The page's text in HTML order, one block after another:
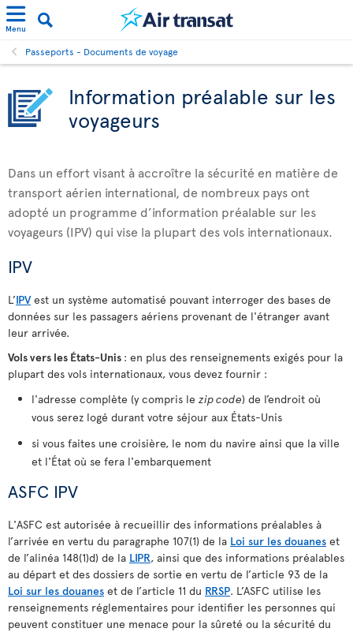
Menu
Passeports - Documents de voyage
Information préalable sur les
voyageurs
Dans un effort visant à accroître la sécurité en matière de
transport aérien international, de nombreux pays ont
adopté un programme d’information préalable sur les
voyageurs (IPV) qui vise la plupart des vols internationaux.
IPV
L’IPVest un système automatisé pouvant interroger des bases de
données sur les passagers aériens provenant de l'étranger avant
leur arrivée.
Vols vers les États-Unis : en plus des renseignements exigés pour la
plupart des vols internationaux, vous devez fournir :
l'adresse complète (y compris le zip code) de l’endroit où
vous serez logé durant votre séjour aux États-Unis
si vous faites une croisière, le nom du navire ainsi que la ville
et l'État où se fera l'embarquement
ASFC IPV
L'ASFC est autorisée à recueillir des informations préalables à
l’arrivée en vertu du paragraphe 107(1) de la Loi sur les douanes et
de l’alinéa 148(1)d) de la LIPR, ainsi que des informations préalables
au départ et des dossiers de sortie en vertu de l’article 93 de la
Loi sur les douanes et de l’article 11 du RRSP. L’ASFC utilise les
renseignements réglementaires pour identifier les personnes qui
peuvent constituer une menace pour la sûreté ou la sécurité du